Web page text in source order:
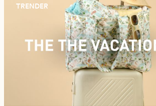
TRENDER